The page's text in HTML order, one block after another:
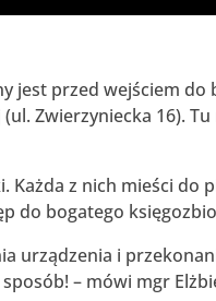
jest przed wejściem do
Zwierzyniecka 16).
Każda z nich mieści do
do bogatego
urządzenia i
– mówi mgr